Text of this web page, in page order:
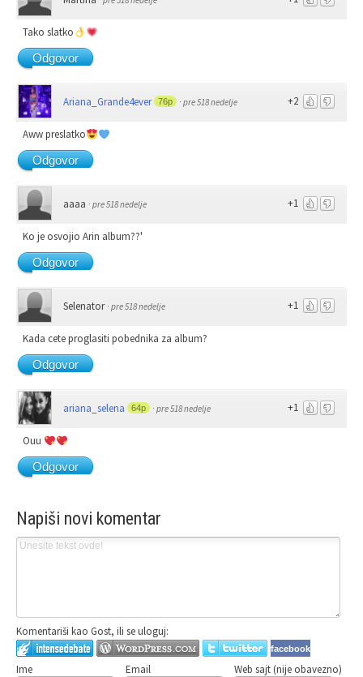
Tako slatko
Odgovor
+2
Ariana_Grande4ever 76p · pre 518 nedelje
Aww preslatko
Odgovor
+1
aaaa · pre 518 nedelje
Ko je osvojio Arin album??'
Odgovor
+1
Selenator · pre 518 nedelje
Kada cete proglasiti pobednika za album?
Odgovor
+1
ariana_selena 64p · pre 518 nedelje
Ouu
Odgovor
Napiši novi komentar
Komentariši kao Gost, ili se uloguj:
facebook
Ime Email Web sajt (nije obavezno)